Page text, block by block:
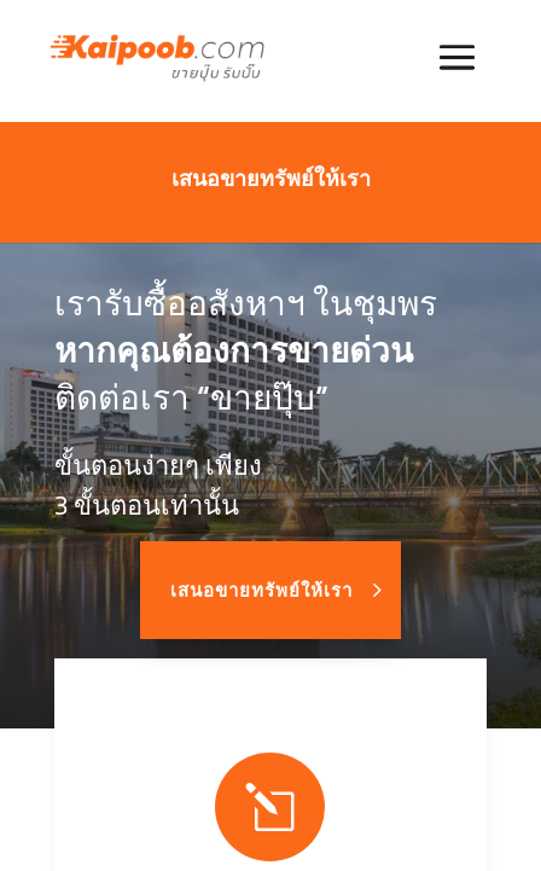
เสนอขายทรัพย์ให้เรา
เรารับซื้ออสังหาฯ ในชุมพร
หากคุณต้องการขายด่วน
ติดต่อเรา “ขายปุ๊บ”
ขั้นตอนง่ายๆ เพียง
3 ขั้นตอนเท่านั้น
เสนอขายทรัพย์ให้เรา
l